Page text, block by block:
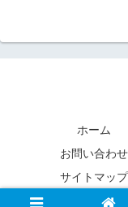
ホーム
お問い合わせ
サイトマップ